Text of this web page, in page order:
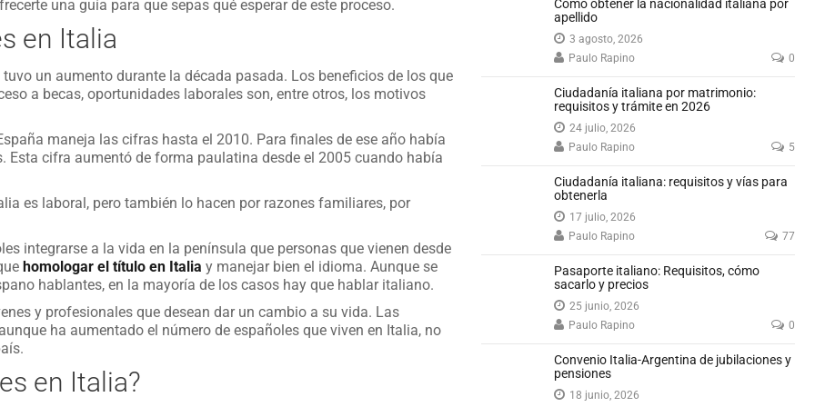
una guía para que sepas qué esperar de este proceso.
en Italia
un aumento durante la década pasada. Los beneficios de los que
a becas, oportunidades laborales son, entre otros, los motivos
maneja las cifras hasta el 2010. Para finales de ese año había
cifra aumentó de forma paulatina desde el 2005 cuando había
es laboral, pero también lo hacen por razones familiares, por
integrarse a la vida en la península que personas que vienen desde
homologar el título en Italia y manejar bien el idioma. Aunque se
hablantes, en la mayoría de los casos hay que hablar italiano.
y profesionales que desean dar un cambio a su vida. Las
ha aumentado el número de españoles que viven en Italia, no
en Italia?
Cómo obtener la nacionalidad italiana por
apellido
3 agosto, 2026
Paulo Rapino
0
Ciudadanía italiana por matrimonio:
requisitos y trámite en 2026
24 julio, 2026
Paulo Rapino
5
Ciudadanía italiana: requisitos y vías para
obtenerla
17 julio, 2026
Paulo Rapino
77
Pasaporte italiano: Requisitos, cómo
sacarlo y precios
25 junio, 2026
Paulo Rapino
0
Convenio Italia-Argentina de jubilaciones y
pensiones
18 junio, 2026